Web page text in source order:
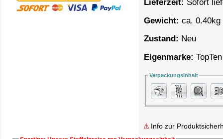
Lieferzeit: Sofort
Gewicht: ca. 0.40kg
Zustand: Neu
Eigenmarke: TopTen
Verpackungsinhalt
Info zur